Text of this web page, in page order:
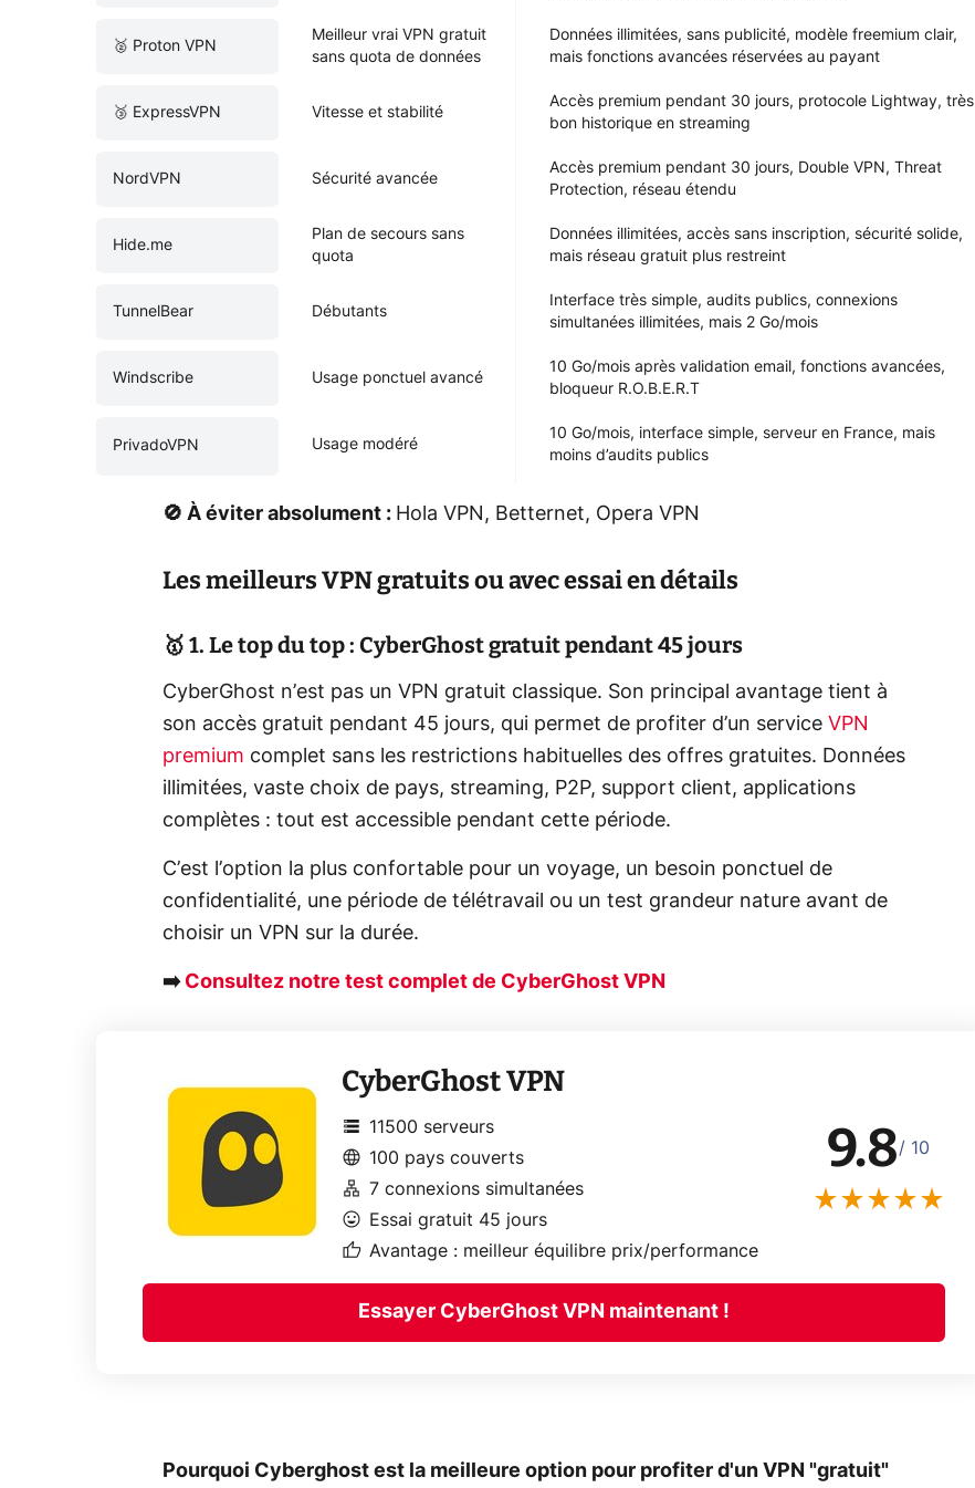
🥈 Proton VPN
Meilleur vrai VPN gratuit
sans quota de données
Données illimitées, sans publicité, modèle freemium clair,
mais fonctions avancées réservées au payant
🥉 ExpressVPN Vitesse et stabilité
Accès premium pendant 30 jours, protocole Lightway, très
bon historique en streaming
NordVPN Sécurité avancée
Accès premium pendant 30 jours, Double VPN, Threat
Protection, réseau étendu
Hide.me
Plan de secours sans
quota
Données illimitées, accès sans inscription, sécurité solide,
mais réseau gratuit plus restreint
TunnelBear Débutants
Interface très simple, audits publics, connexions
simultanées illimitées, mais 2 Go/mois
Windscribe Usage ponctuel avancé
10 Go/mois après validation email, fonctions avancées,
bloqueur R.O.B.E.R.T
PrivadoVPN Usage modéré
10 Go/mois, interface simple, serveur en France, mais
moins d’audits publics
🚫 À éviter absolument : Hola VPN, Betternet, Opera VPN
Les meilleurs VPN gratuits ou avec essai en détails
🥇 1. Le top du top : CyberGhost gratuit pendant 45 jours
CyberGhost n’est pas un VPN gratuit classique. Son principal avantage tient à
son accès gratuit pendant 45 jours, qui permet de profiter d’un service VPN
premium complet sans les restrictions habituelles des offres gratuites. Données
illimitées, vaste choix de pays, streaming, P2P, support client, applications
complètes : tout est accessible pendant cette période.
C’est l’option la plus confortable pour un voyage, un besoin ponctuel de
confidentialité, une période de télétravail ou un test grandeur nature avant de
choisir un VPN sur la durée.
➡️ Consultez notre test complet de CyberGhost VPN
CyberGhost VPN
storage 11500 serveurs
language 100 pays couverts
lan 7 connexions simultanées
mood Essai gratuit 45 jours
thumb_up Avantage : meilleur équilibre prix/performance
9.8/ 10
Essayer CyberGhost VPN maintenant !
Pourquoi Cyberghost est la meilleure option pour profiter d'un VPN "gratuit"